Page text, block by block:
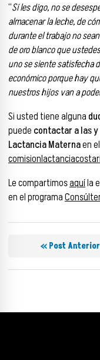
“Sí les digo, no se
almacenar la leche, de
durante el trabajo no
de oro blanco que
uno se siente satisfecha
económico porque hay
nuestros hijos van a
Si usted tiene alguna
puede contactar a las y
Lactancia Maternaen
Le compartimosaquíla
en el programa
« Post Anterior